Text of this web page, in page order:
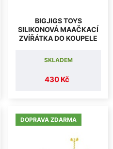
BIGJIGS TOYS
SILIKONOVÁ MAAČKACÍ
ZVÍŘÁTKA DO KOUPELE
430 Kč
SKLADEM
DOPRAVA ZDARMA